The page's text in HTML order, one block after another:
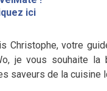
ici
Christophe, votre
je vous souhaite la
saveurs de la cuisine